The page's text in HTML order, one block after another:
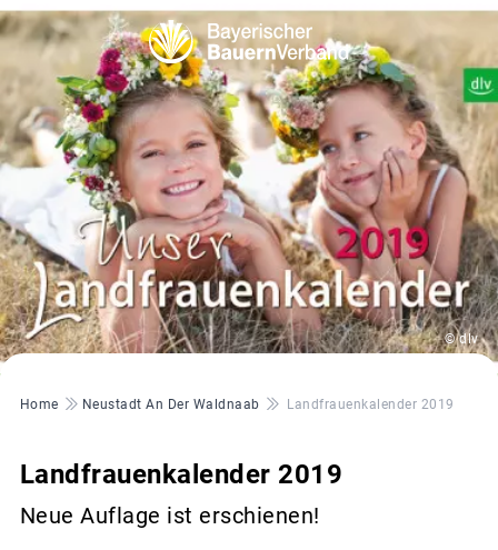
© dlv
Pfadnavigation
Home Neustadt An Der Waldnaab Landfrauenkalender 2019
Landfrauenkalender 2019
Neue Auflage ist erschienen!